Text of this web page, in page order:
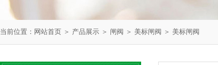
当前位置： 网站首页 ＞ 产品展示 ＞ 闸阀 ＞ 美标闸阀 ＞ 美标闸阀